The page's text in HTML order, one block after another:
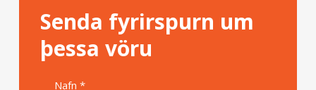
Senda fyrirspurn um
þessa vöru
Nafn *